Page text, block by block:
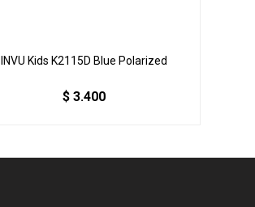
INVU Kids K2115D Blue Polarized
$ 3.400